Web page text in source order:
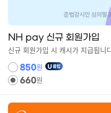
NH pay 신규 회원가입
신규 회원가입 시 캐시가 지급됩니
850원
660원